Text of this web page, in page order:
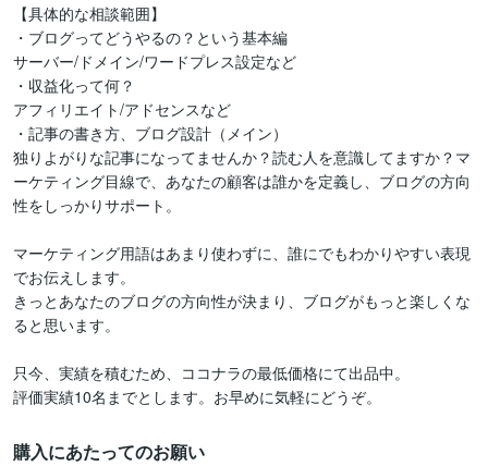
【具体的な相談範囲】
・ブログってどうやるの？という基本編
サーバー/ドメイン/ワードプレス設定など
・収益化って何？
アフィリエイト/アドセンスなど
・記事の書き方、ブログ設計（メイン）
独りよがりな記事になってませんか？読む人を意識してますか？マ
ーケティング目線で、あなたの顧客は誰かを定義し、ブログの方向
性をしっかりサポート。
マーケティング用語はあまり使わずに、誰にでもわかりやすい表現
でお伝えします。
きっとあなたのブログの方向性が決まり、ブログがもっと楽しくな
ると思います。
只今、実績を積むため、ココナラの最低価格にて出品中。
評価実績10名までとします。お早めに気軽にどうぞ。
購入にあたってのお願い